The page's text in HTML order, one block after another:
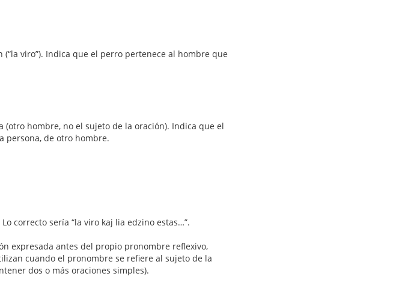
viro”). Indica que el perro pertenece al hombre que
(otro hombre, no el sujeto de la oración). Indica que el
persona, de otro hombre.
correcto sería “la viro kaj lia edzino estas…”.
expresada antes del propio pronombre reflexivo,
cuando el pronombre se refiere al sujeto de la
dos o más oraciones simples).